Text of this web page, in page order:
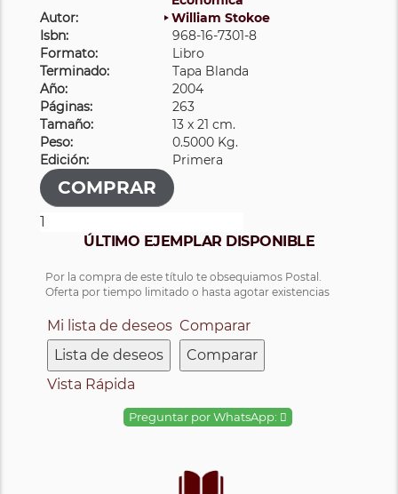
Autor:
William Stokoe
Isbn:
968-16-7301-8
Formato:
Libro
Terminado:
Tapa Blanda
Año:
2004
Páginas:
263
Tamaño:
13 x 21 cm.
Peso:
0.5000 Kg.
Edición:
Primera
ÚLTIMO EJEMPLAR DISPONIBLE
Por la compra de este título te obsequiamos Postal.
Oferta por tiempo limitado o hasta agotar existencias
Mi lista de deseos
Lista de deseos
Comparar
Comparar
Vista Rápida
Preguntar por WhatsApp: